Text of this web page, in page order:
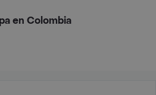
en Colombia